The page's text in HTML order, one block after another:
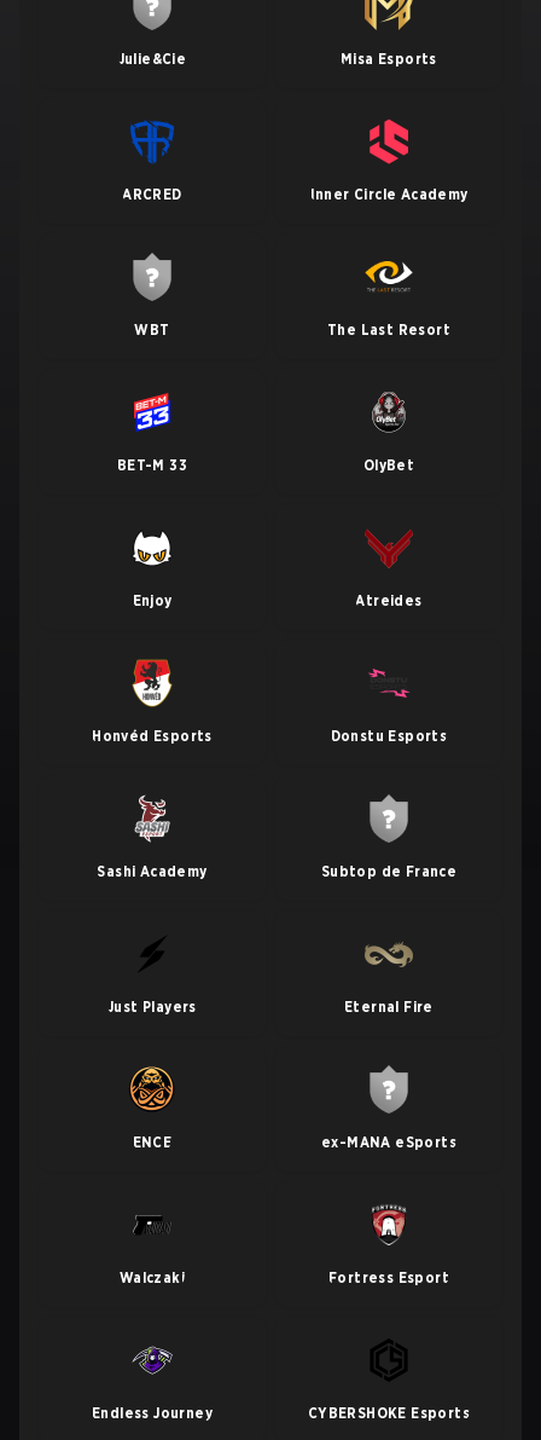
Julie&Cie Misa Esports
ARCRED Inner Circle Academy
WBT The Last Resort
BET-M 33 OlyBet
Enjoy Atreides
Honvéd Esports Donstu Esports
Sashi Academy Subtop de France
Just Players Eternal Fire
ENCE ex-MANA eSports
Walczaki Fortress Esport
Endless Journey CYBERSHOKE Esports